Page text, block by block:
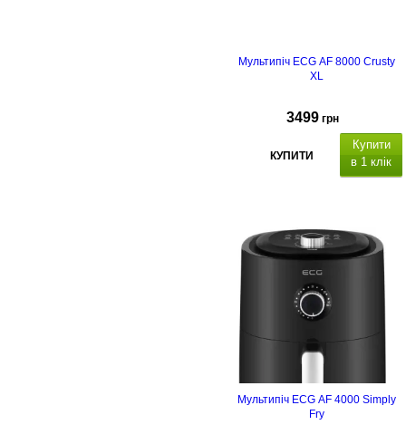
Мультипіч ECG AF 8000 Crusty
XL
3499 грн
КУПИТИ
Купити
в 1 клік
Мультипіч ECG AF 4000 Simply
Fry